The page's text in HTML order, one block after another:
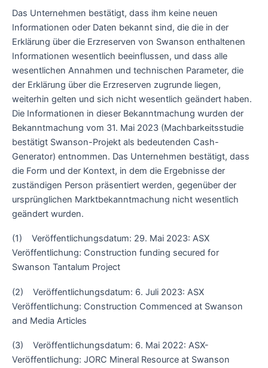
Das Unternehmen bestätigt, dass ihm keine neuen
Informationen oder Daten bekannt sind, die die in der
Erklärung über die Erzreserven von Swanson enthaltenen
Informationen wesentlich beeinflussen, und dass alle
wesentlichen Annahmen und technischen Parameter, die
der Erklärung über die Erzreserven zugrunde liegen,
weiterhin gelten und sich nicht wesentlich geändert haben.
Die Informationen in dieser Bekanntmachung wurden der
Bekanntmachung vom 31. Mai 2023 (Machbarkeitsstudie
bestätigt Swanson-Projekt als bedeutenden Cash-
Generator) entnommen. Das Unternehmen bestätigt, dass
die Form und der Kontext, in dem die Ergebnisse der
zuständigen Person präsentiert werden, gegenüber der
ursprünglichen Marktbekanntmachung nicht wesentlich
geändert wurden.
(1) Veröffentlichungsdatum: 29. Mai 2023: ASX
Veröffentlichung: Construction funding secured for
Swanson Tantalum Project
(2) Veröffentlichungsdatum: 6. Juli 2023: ASX
Veröffentlichung: Construction Commenced at Swanson
and Media Articles
(3) Veröffentlichungsdatum: 6. Mai 2022: ASX-
Veröffentlichung: JORC Mineral Resource at Swanson